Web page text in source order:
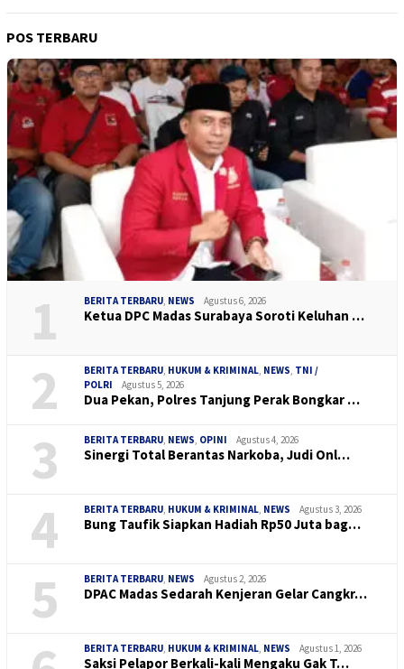
POS TERBARU
1 BERITA TERBARU, NEWS Agustus 6, 2026
Ketua DPC Madas Surabaya Soroti Keluhan …
2 BERITA TERBARU, HUKUM & KRIMINAL, NEWS, TNI /
POLRI
Agustus 5, 2026
Dua Pekan, Polres Tanjung Perak Bongkar …
3 BERITA TERBARU, NEWS, OPINI Agustus 4, 2026
Sinergi Total Berantas Narkoba, Judi Onl…
4 BERITA TERBARU, HUKUM & KRIMINAL, NEWS Agustus 3, 2026
Bung Taufik Siapkan Hadiah Rp50 Juta bag…
5 BERITA TERBARU, NEWS Agustus 2, 2026
DPAC Madas Sedarah Kenjeran Gelar Cangkr…
BERITA TERBARU, HUKUM & KRIMINAL, NEWS Agustus 1, 2026
Saksi Pelapor Berkali-kali Mengaku Gak T…